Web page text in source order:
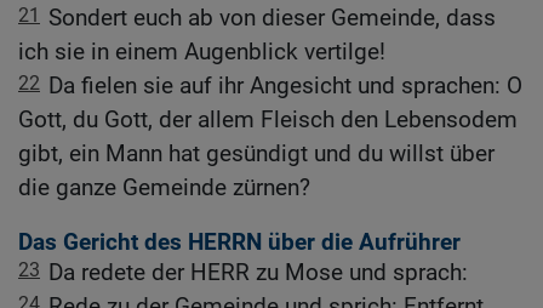
21
Sondert euch ab von dieser Gemeinde, dass
ich sie in einem Augenblick vertilge!
22 Da fielen sie auf ihr Angesicht und sprachen: O
Gott, du Gott, der allem Fleisch den Lebensodem
gibt, ein Mann hat gesündigt und du willst über
die ganze Gemeinde zürnen?
Das Gericht des HERRN über die Aufrührer
23 Da redete der HERR zu Mose und sprach: